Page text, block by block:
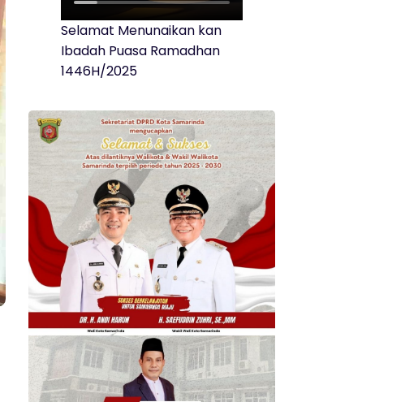
Selamat Menunaikan kan
Ibadah Puasa Ramadhan
1446H/2025